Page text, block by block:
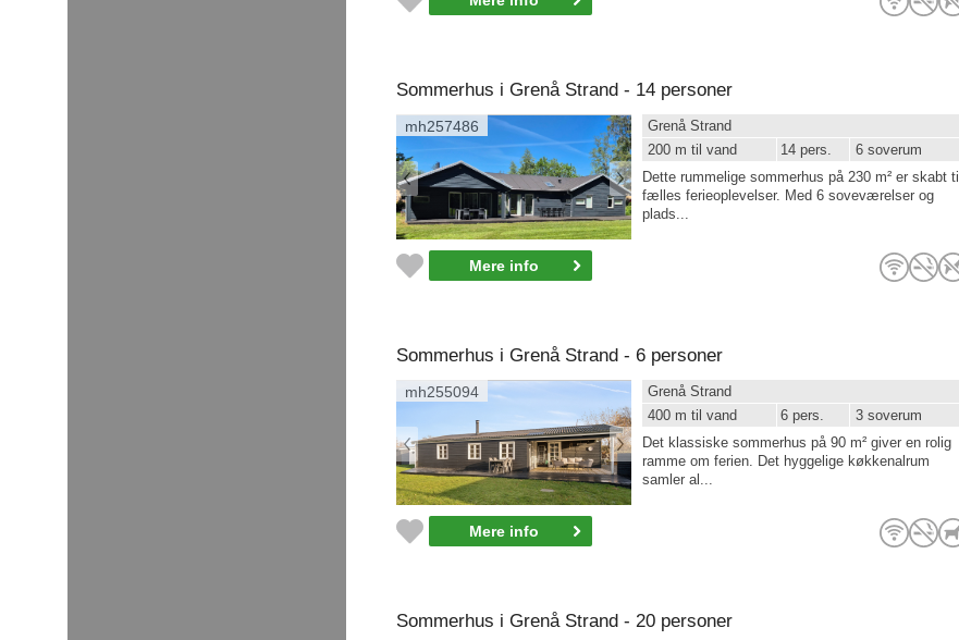
Sommerhus i Grenå Strand - 14 personer
mh257486
Mere info
Grenå Strand
200 m til vand
14 pers.
6 soverum
Dette rummelige sommerhus på 230 m² er skabt til
fælles ferieoplevelser. Med 6 soveværelser og
plads...
Sommerhus i Grenå Strand - 6 personer
mh255094
Mere info
Grenå Strand
400 m til vand
6 pers.
3 soverum
Det klassiske sommerhus på 90 m² giver en rolig
ramme om ferien. Det hyggelige køkkenalrum
samler al...
Sommerhus i Grenå Strand - 20 personer